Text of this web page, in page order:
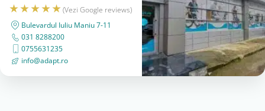
(Vezi Google reviews)
Bulevardul Iuliu Maniu 7-11
031 8288200
0755631235
info@adapt.ro